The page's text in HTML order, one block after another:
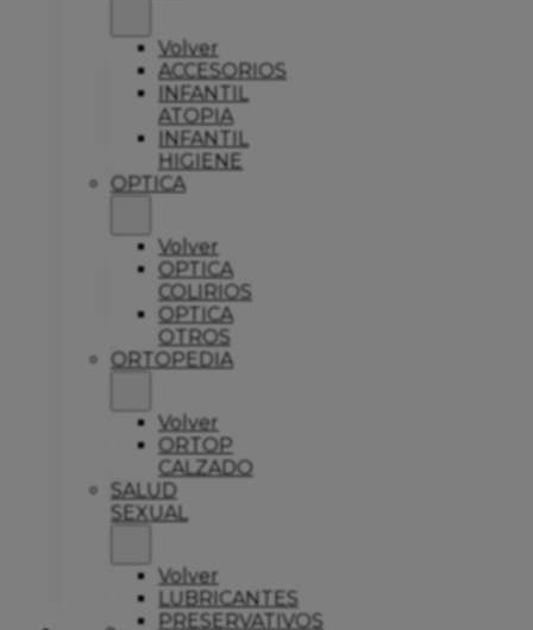
Volver
ACCESORIOS
INFANTIL
ATOPIA
INFANTIL
HIGIENE
OPTICA
Volver
OPTICA
COLIRIOS
OPTICA
OTROS
ORTOPEDIA
Volver
ORTOP
CALZADO
SALUD
SEXUAL
Volver
LUBRICANTES
PRESERVATIVOS